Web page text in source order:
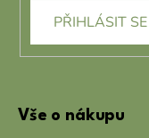
PŘIHLÁSIT SE
Vše o nákupu